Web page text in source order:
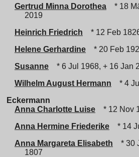
Gertrud Minna Dorothea
* 18
2019
Heinrich Friedrich
* 12 Feb
Helene Gerhardine
* 20 Feb
Susanne
* 6 Jul 1968, + 16 Jan
Wilhelm August Hermann
* 4
Eckermann
Anna Charlotte Luise
* 12 Nov
Anna Hermine Friederike
* 14
Anna Margareta Elisabeth
* 30
1807